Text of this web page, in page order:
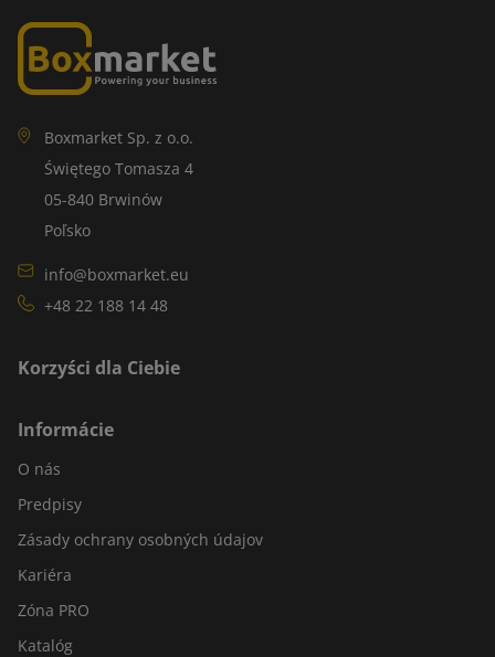
Boxmarket Sp. z o.o.
Świętego Tomasza 4
05-840 Brwinów
Poľsko
info@boxmarket.eu
+48 22 188 14 48
Korzyści dla Ciebie
Informácie
O nás
Predpisy
Zásady ochrany osobných údajov
Kariéra
Zóna PRO
Katalóg